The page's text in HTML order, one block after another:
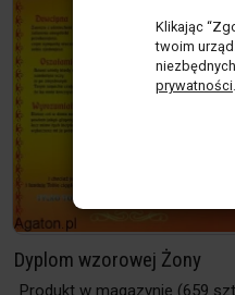
Dyplom wzorowej Żony
Produkt w magazynie (659
Klikając
twoim
prywatności.